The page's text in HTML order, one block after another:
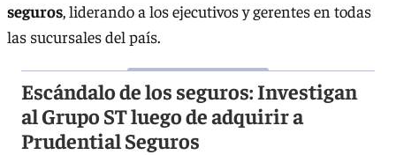
seguros, liderando a los ejecutivos y gerentes en todas
las sucursales del país.
Escándalo de los seguros: Investigan
al Grupo ST luego de adquirir a
Prudential Seguros